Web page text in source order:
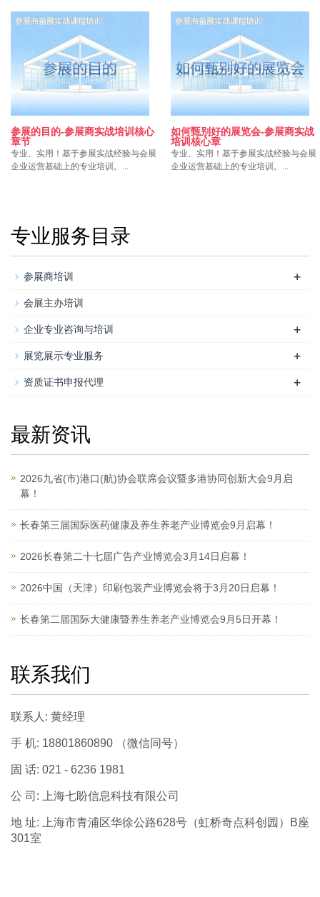
参展的目的-参展商实战培训核心
章节
专业、实用！基于参展实战经验与会展
企业运营基础上的专业培训。...
如何甄别好的展览会-参展商实战
培训核心章
专业、实用！基于参展实战经验与会展
企业运营基础上的专业培训。...
专业服务目录
参展商培训 +
会展主办培训
企业专业咨询与培训 +
展览展示专业服务 +
资质证书申报代理 +
最新资讯
2026九省(市)港口(航)协会联席会议暨多港协同创新大会9月启
幕！
长春第三届国际医药健康及养生养老产业博览会9月启幕！
2026长春第二十七届广告产业博览会3月14日启幕！
2026中国（天津）印刷包装产业博览会将于3月20日启幕！
长春第二届国际大健康暨养生养老产业博览会9月5日开幕！
联系我们
联系人: 黄经理
手 机: 18801860890 （微信同号）
固 话: 021 - 6236 1981
公 司: 上海七盼信息科技有限公司
地 址: 上海市青浦区华徐公路628号（虹桥奇点科创园）B座
301室